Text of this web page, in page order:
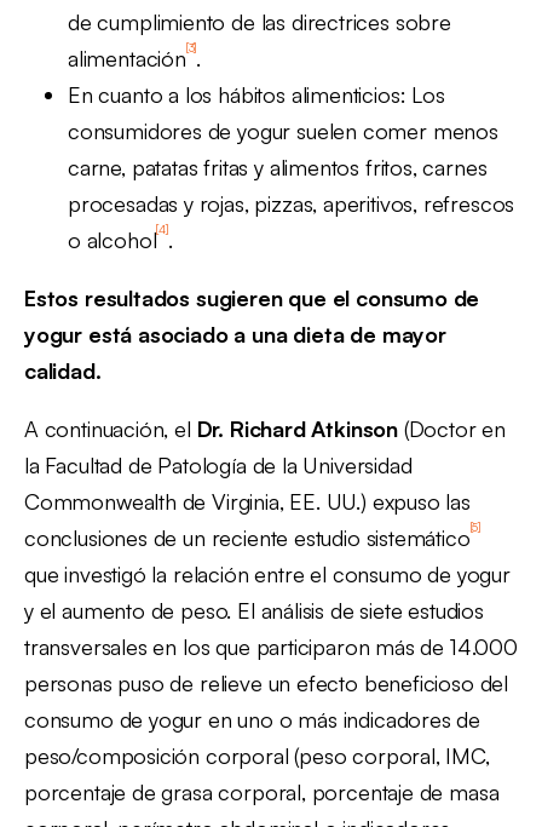
de cumplimiento de las directrices sobre
alimentación[3].
En cuanto a los hábitos alimenticios: Los
consumidores de yogur suelen comer menos
carne, patatas fritas y alimentos fritos, carnes
procesadas y rojas, pizzas, aperitivos, refrescos
o alcohol[4].
Estos resultados sugieren que el consumo de
yogur está asociado a una dieta de mayor
calidad.
A continuación, el Dr. Richard Atkinson (Doctor en
la Facultad de Patología de la Universidad
Commonwealth de Virginia, EE. UU.) expuso las
conclusiones de un reciente estudio sistemático[5]
que investigó la relación entre el consumo de yogur
y el aumento de peso. El análisis de siete estudios
transversales en los que participaron más de 14.000
personas puso de relieve un efecto beneficioso del
consumo de yogur en uno o más indicadores de
peso/composición corporal (peso corporal, IMC,
porcentaje de grasa corporal, porcentaje de masa